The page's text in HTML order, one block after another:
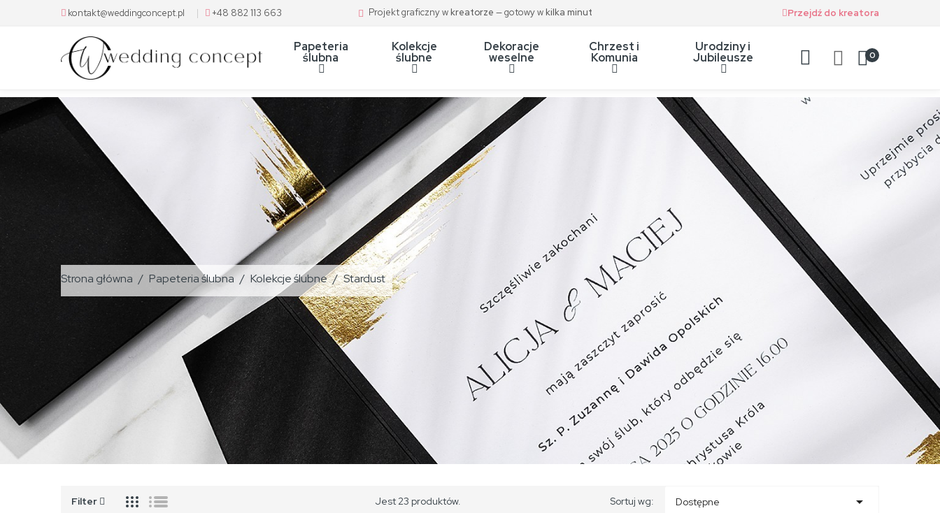
kontakt@weddingconcept.pl | +48 882 113 663 Projekt graficzny w kreatorze — gotowy w kilka minut Przejdź do kreatora
Papeteria
ślubna
Kolekcje
ślubne
Dekoracje
weselne
Chrzest i
Komunia
Urodziny i
Jubileusze 0
Strona główna Papeteria ślubna Kolekcje ślubne Stardust
Filter Jest 23 produktów. Sortuj wg: Dostępne 